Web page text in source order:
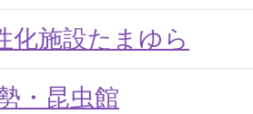
化施設たまゆら
・昆虫館